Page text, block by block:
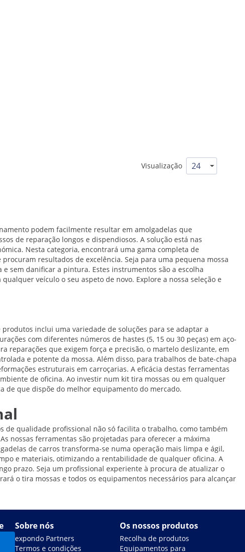
Visualização
podem facilmente resultar em amolgadelas que
de reparação longos e dispendiosos. A solução está nas
Nesta categoria, encontrará uma gama completa de
resultados de excelência. Seja para uma pequena mossa
sem danificar a pintura. Estes instrumentos são a escolha
veículo o seu aspeto de novo. Explore a nossa seleção e
inclui uma variedade de soluções para se adaptar a
com diferentes números de hastes (5, 15 ou 30 peças) em aço-
reparações que exigem força e precisão, o martelo deslizante, em
e potente da mossa. Além disso, para trabalhos de bate-chapa
estruturais em carroçarias. A eficácia destas ferramentas
de oficina. Ao investir num kit tira mossas ou em qualquer
de que dispõe do melhor equipamento do mercado.
qualidade profissional não só facilita o trabalho, como também
nossas ferramentas são projetadas para oferecer a máxima
de carros transforma-se numa operação mais limpa e ágil,
e materiais, otimizando a rentabilidade de qualquer oficina. A
prazo. Seja um profissional experiente à procura de atualizar o
o tira mossas e todos os equipamentos necessários para alcançar
Sobre nós
expondo Partners
Termos e condições
Os nossos produtos
Recolha de produtos
Equipamentos para